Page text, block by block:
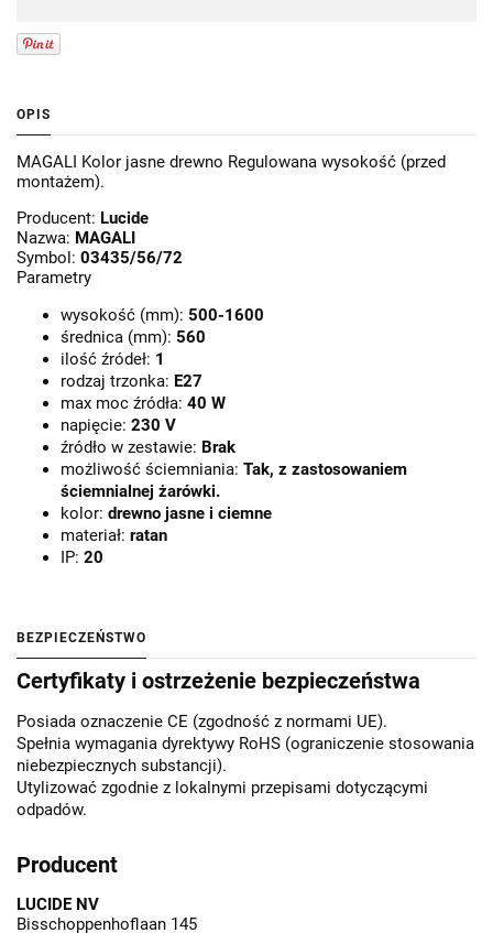
OPIS
MAGALI Kolor jasne drewno Regulowana wysokość (przed
montażem).
Producent: Lucide
Nazwa: MAGALI
Symbol: 03435/56/72
Parametry
wysokość (mm): 500-1600
średnica (mm): 560
ilość źródeł: 1
rodzaj trzonka: E27
max moc źródła: 40 W
napięcie: 230 V
źródło w zestawie: Brak
możliwość ściemniania: Tak, z zastosowaniem
ściemnialnej żarówki.
kolor: drewno jasne i ciemne
materiał: ratan
IP: 20
BEZPIECZEŃSTWO
Certyfikaty i ostrzeżenie bezpieczeństwa
Posiada oznaczenie CE (zgodność z normami UE).
Spełnia wymagania dyrektywy RoHS (ograniczenie stosowania
niebezpiecznych substancji).
Utylizować zgodnie z lokalnymi przepisami dotyczącymi
odpadów.
Producent
LUCIDE NV
Bisschoppenhoflaan 145